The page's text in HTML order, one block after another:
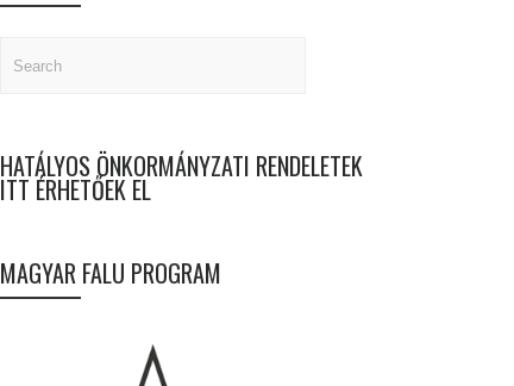
HATÁLYOS ÖNKORMÁNYZATI RENDELETEK
ITT ÉRHETŐEK EL
MAGYAR FALU PROGRAM